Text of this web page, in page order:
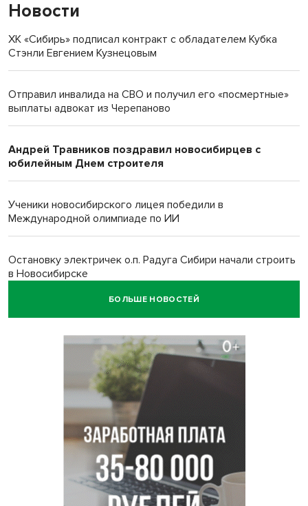
Новости
ХК «Сибирь» подписал контракт с обладателем Кубка
Стэнли Евгением Кузнецовым
Отправил инвалида на СВО и получил его «посмертные»
выплаты адвокат из Черепаново
Андрей Травников поздравил новосибирцев с
юбилейным Днем строителя
Ученики новосибирского лицея победили в
Международной олимпиаде по ИИ
Остановку электричек о.п. Радуга Сибири начали строить
в Новосибирске
Транспортная прокуратура проверит S7 после инцидента
500 литров ухи сварили новосибирцам на
Бугринском пляже
Под Новосибирском двое пострадали в ДТП с
перевернувшейся «ГАЗелью»
Легендарный хоккеист Тарасенко вернулся к брату в
БОЛЬШЕ НОВОСТЕЙ